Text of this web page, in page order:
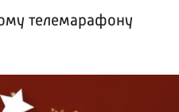
телемарафону